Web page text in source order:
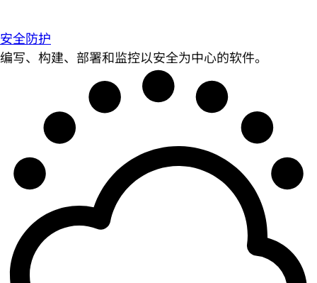
安全防护
编写、构建、部署和监控以安全为中心的软件。